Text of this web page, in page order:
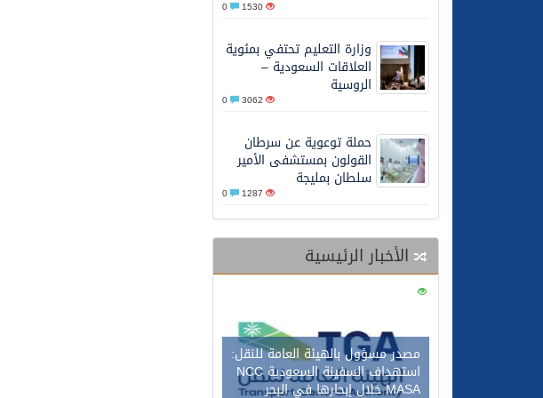
الشيخ علي الحذيفي في خطبة عرفة: الحج فريضة
1530
وزارة التعليم تحتفي بمئوية
العلاقات السعودية –
الروسية
3062
حملة توعوية عن سرطان
القولون بمستشفى الأمير
سلطان بمليجة
1287
الأخبار الرئيسية
121
مصدر مسؤول بالهيئة العامة للنقل:
استهداف السفينة السعودية NCC
MASA خلال إبحارها في البحر